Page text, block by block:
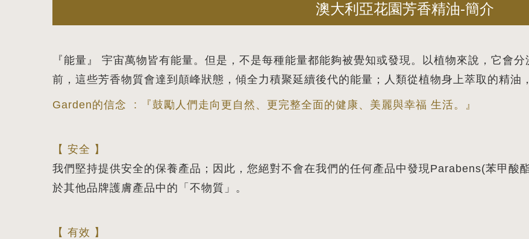
澳大利亞花園芳香精油-簡介
『能量』 宇宙萬物皆有能量。但是，不是每種能量都能夠被覺知或發現。以植物來說，它會
前，這些芳香物質會達到顛峰狀態，傾全力積聚延續後代的能量；人類從植物身上萃取的精油
Garden的信念 : 『鼓勵人們走向更自然、更完整全面的健康、美麗與幸福 生活。』
【 安全 】
我們堅持提供安全的保養產品；因此，您絕對不會在我們的任何產品中發現Parabens(苯甲酸
於其他品牌護膚產品中的「不物質」。
【 有效 】